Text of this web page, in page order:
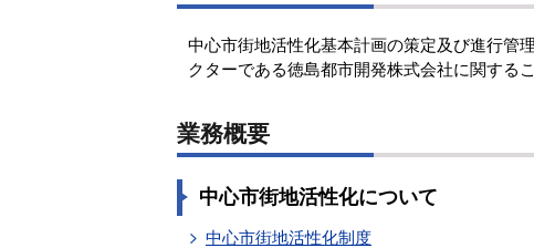
中心市街地活性化基本計画の策定及び進行管
クターである徳島都市開発株式会社に関する
業務概要
中心市街地活性化について
中心市街地活性化制度